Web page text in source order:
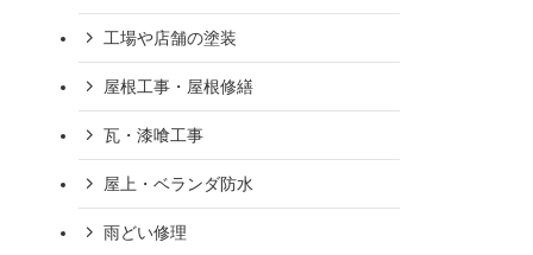
工場や店舗の塗装
屋根工事・屋根修繕
瓦・漆喰工事
屋上・ベランダ防水
雨どい修理